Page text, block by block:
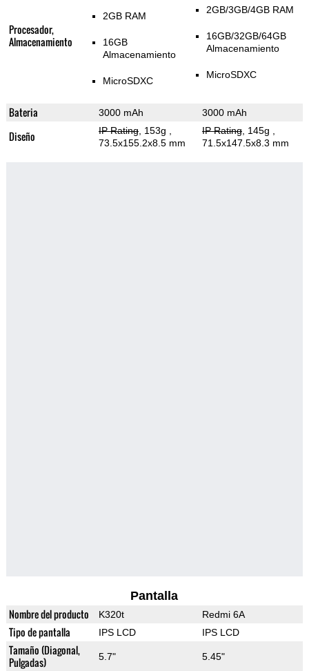
Procesador,
Almacenamiento
2GB RAM
16GB
Almacenamiento
MicroSDXC
2GB/3GB/4GB RAM
16GB/32GB/64GB
Almacenamiento
MicroSDXC
Bateria 3000 mAh 3000 mAh
Diseño IP Rating, 153g
73.5x155.2x8.5 mm
IP Rating, 145g
71.5x147.5x8.3 mm
Pantalla
Nombre del producto K320t Redmi 6A
Tipo de pantalla IPS LCD IPS LCD
Tamaño (Diagonal,
Pulgadas)
5.7" 5.45"